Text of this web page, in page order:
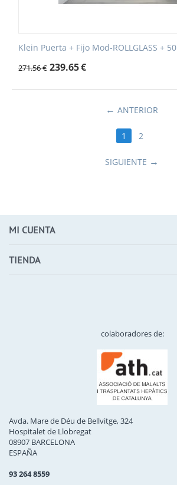
Klein Puerta + Fijo Mod-ROLLGLASS + 50
271.56€ 239.65€
ANTERIOR
1 2
SIGUIENTE
MI CUENTA
TIENDA
colaboradores de:
Avda. Mare de Déu de Bellvitge, 324
Hospitalet de Llobregat
08907 BARCELONA
ESPAÑA
93 264 8559